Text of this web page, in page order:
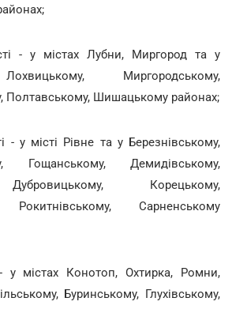
- у містах Лубни, Миргород та у
Миргородському,
Полтавському, Шишацькому районах;
- у місті Рівне та у Березнівському,
Гощанському, Демидівському,
Корецькому,
Рокитнівському, Сарненському
у містах Конотоп, Охтирка, Ромни,
Буринському, Глухівському,